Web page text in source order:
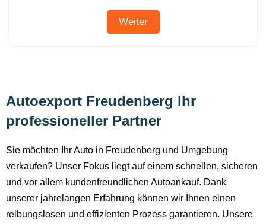
Autoexport Freudenberg Ihr
professioneller Partner
Sie möchten Ihr Auto in Freudenberg und Umgebung
verkaufen? Unser Fokus liegt auf einem schnellen, sicheren
und vor allem kundenfreundlichen Autoankauf. Dank
unserer jahrelangen Erfahrung können wir Ihnen einen
reibungslosen und effizienten Prozess garantieren. Unsere